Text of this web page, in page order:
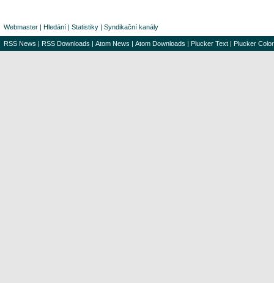
Webmaster | Hledání | Statistiky | Syndikační kanály
RSS News | RSS Downloads | Atom News | Atom Downloads | Plucker Text | Plucker Color